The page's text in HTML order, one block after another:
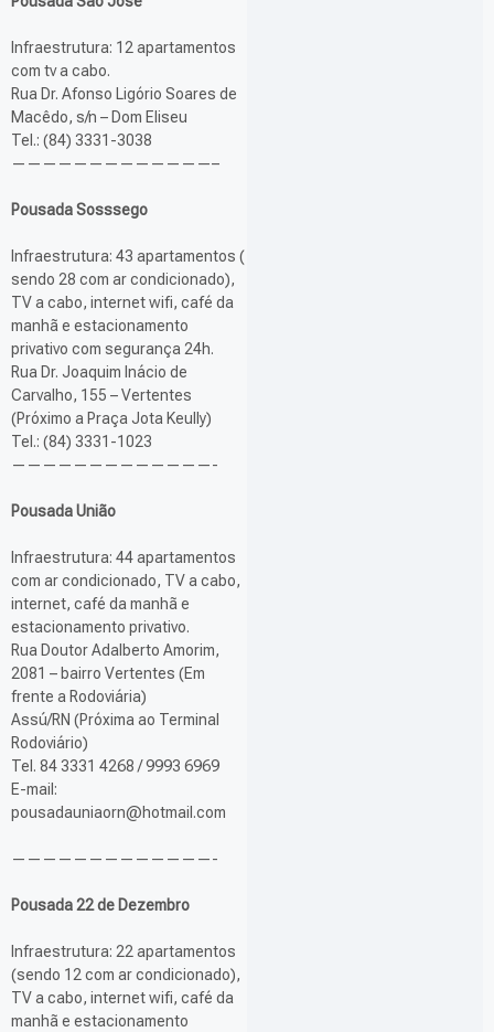
Infraestrutura: 12 apartamentos
com tv a cabo.
Rua Dr. Afonso Ligório Soares de
Macêdo, s/n – Dom Eliseu
Tel.: (84) 3331-3038
—————————————–
Pousada Sosssego
Infraestrutura: 43 apartamentos (
sendo 28 com ar condicionado),
TV a cabo, internet wifi, café da
manhã e estacionamento
privativo com segurança 24h.
Rua Dr. Joaquim Inácio de
Carvalho, 155 – Vertentes
(Próximo a Praça Jota Keully)
Tel.: (84) 3331-1023
—————————————-
Pousada União
Infraestrutura: 44 apartamentos
com ar condicionado, TV a cabo,
internet, café da manhã e
estacionamento privativo.
Rua Doutor Adalberto Amorim,
2081 – bairro Vertentes (Em
frente a Rodoviária)
Assú/RN (Próxima ao Terminal
Rodoviário)
Tel. 84 3331 4268 / 9993 6969
E-mail:
pousadauniaorn@hotmail.com
—————————————-
Pousada 22 de Dezembro
Infraestrutura: 22 apartamentos
(sendo 12 com ar condicionado),
TV a cabo, internet wifi, café da
manhã e estacionamento